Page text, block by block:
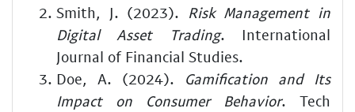
Smith, J. (2023). Risk Management in
Digital Asset Trading. International
Journal of Financial Studies.
Doe, A. (2024). Gamification and Its
Impact on Consumer Behavior. Tech